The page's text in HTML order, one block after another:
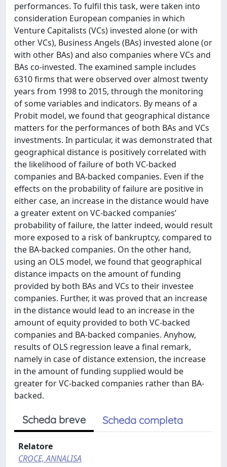
performances. To fulfil this task, were taken into
consideration European companies in which
Venture Capitalists (VCs) invested alone (or with
other VCs), Business Angels (BAs) invested alone (or
with other BAs) and also companies where VCs and
BAs co-invested. The examined sample includes
6310 firms that were observed over almost twenty
years from 1998 to 2015, through the monitoring
of some variables and indicators. By means of a
Probit model, we found that geographical distance
matters for the performances of both BAs and VCs
investments. In particular, it was demonstrated that
geographical distance is positively correlated with
the likelihood of failure of both VC-backed
companies and BA-backed companies. Even if the
effects on the probability of failure are positive in
either case, an increase in the distance would have
a greater extent on VC-backed companies’
probability of failure, the latter indeed, would result
more exposed to a risk of bankruptcy, compared to
the BA-backed companies. On the other hand,
using an OLS model, we found that geographical
distance impacts on the amount of funding
provided by both BAs and VCs to their investee
companies. Further, it was proved that an increase
in the distance would lead to an increase in the
amount of equity provided to both VC-backed
companies and BA-backed companies. Anyhow,
results of OLS regression leave a final remark,
namely in case of distance extension, the increase
in the amount of funding supplied would be
greater for VC-backed companies rather than BA-
backed.
Scheda breve Scheda completa
Relatore
CROCE, ANNALISA